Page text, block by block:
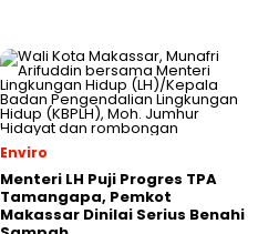
Enviro
Menteri LH Puji Progres TPA
Tamangapa, Pemkot
Makassar Dinilai Serius Benahi